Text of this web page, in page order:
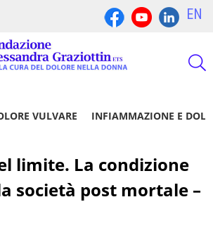
EN
VULVARE INFIAMMAZIONE E
limite. La condizione
società post mortale –